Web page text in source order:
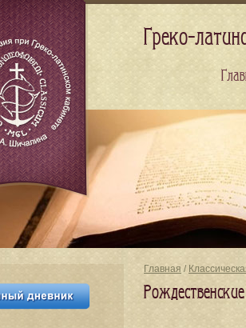
Главная /
Греко-